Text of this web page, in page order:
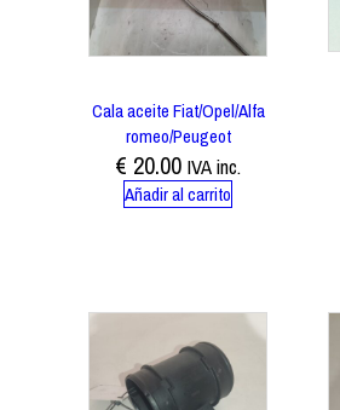
Cala aceite Fiat/Opel/Alfa
romeo/Peugeot
€ 20.00 IVA inc.
Añadir al carrito